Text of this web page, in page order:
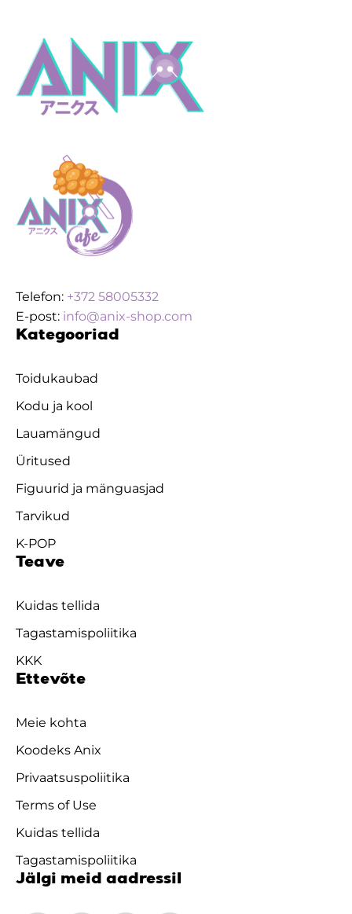
Telefon: +372 58005332
E-post: info@anix-shop.com
Kategooriad
Toidukaubad
Kodu ja kool
Lauamängud
Üritused
Figuurid ja mänguasjad
Tarvikud
K-POP
Teave
Kuidas tellida
Tagastamispoliitika
KKK
Ettevõte
Meie kohta
Koodeks Anix
Privaatsuspoliitika
Terms of Use
Kuidas tellida
Tagastamispoliitika
Jälgi meid aadressil